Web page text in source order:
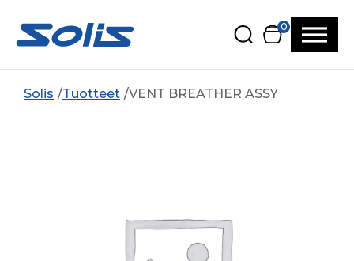
0
Solis Tuotteet VENT BREATHER ASSY